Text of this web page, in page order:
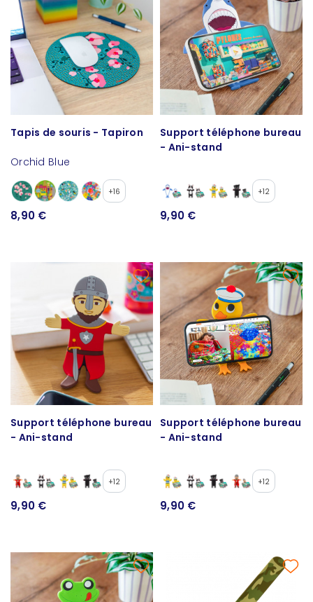
Tapis de souris - Tapiron
Orchid Blue
+16
8,90 €
Support téléphone bureau
- Ani-stand
+12
9,90 €
Support téléphone bureau
- Ani-stand
+12
9,90 €
Support téléphone bureau
- Ani-stand
+12
9,90 €